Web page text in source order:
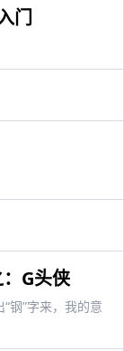
门
G头侠
钢”字来，我的意